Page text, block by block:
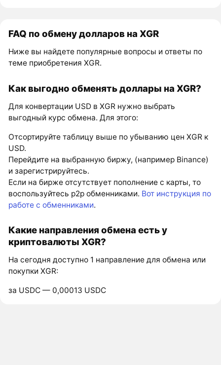
FAQ по обмену долларов на XGR
Ниже вы найдете популярные вопросы и ответы по
теме приобретения XGR.
Как выгодно обменять доллары на XGR?
Для конвертации USD в XGR нужно выбрать
выгодный курс обмена. Для этого:
Отсортируйте таблицу выше по убыванию цен XGR к
USD.
Перейдите на выбранную биржу, (например Binance)
и зарегистрируйтесь.
Если на бирже отсутствует пополнение с карты, то
воспользуйтесь p2p обменниками. Вот инструкция по
работе с обменниками.
Какие направления обмена есть у
криптовалюты XGR?
На сегодня доступно 1 направление для обмена или
покупки XGR:
за USDC — 0,00013 USDC